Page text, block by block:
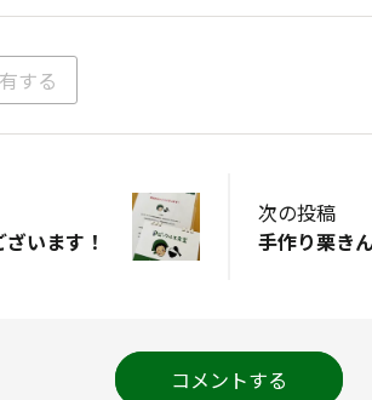
する
います！
次の投稿
手作り栗き
コメントする